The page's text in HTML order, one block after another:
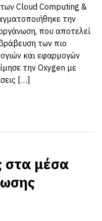
Cloud Computing &
την
που αποτελεί
των πιο
και εφαρμογών
την Oxygen με
[…]
στα μέσα